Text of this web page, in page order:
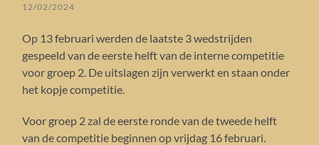
12/02/2024
Op 13 februari werden de laatste 3 wedstrijden
gespeeld van de eerste helft van de interne competitie
voor groep 2. De uitslagen zijn verwerkt en staan onder
het kopje competitie.
Voor groep 2 zal de eerste ronde van de tweede helft
van de competitie beginnen op vrijdag 16 februari.